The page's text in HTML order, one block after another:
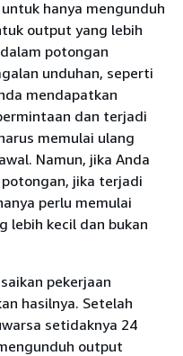
hanya mengunduh
output yang lebih
potongan
unduhan, seperti
mendapatkan
dan terjadi
memulai ulang
Namun, jika Anda
jika terjadi
perlu memulai
lebih kecil dan bukan
pekerjaan
hasilnya. Setelah
setidaknya 24
output